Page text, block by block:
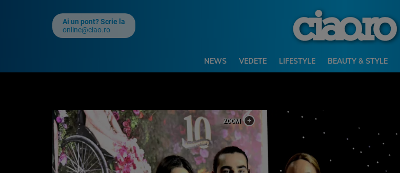
Ai un pont? Scrie la
online@ciao.ro
NEWS VEDETE LIFESTYLE BEAUTY & STYLE